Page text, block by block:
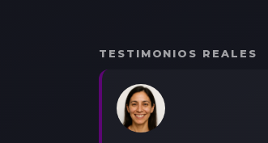
TESTIMONIOS REALES